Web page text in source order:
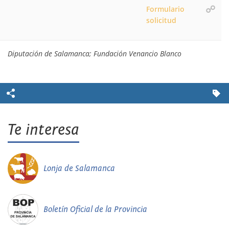
Formulario
solicitud
Diputación de Salamanca; Fundación Venancio Blanco
Te interesa
Lonja de Salamanca
Boletín Oficial de la Provincia